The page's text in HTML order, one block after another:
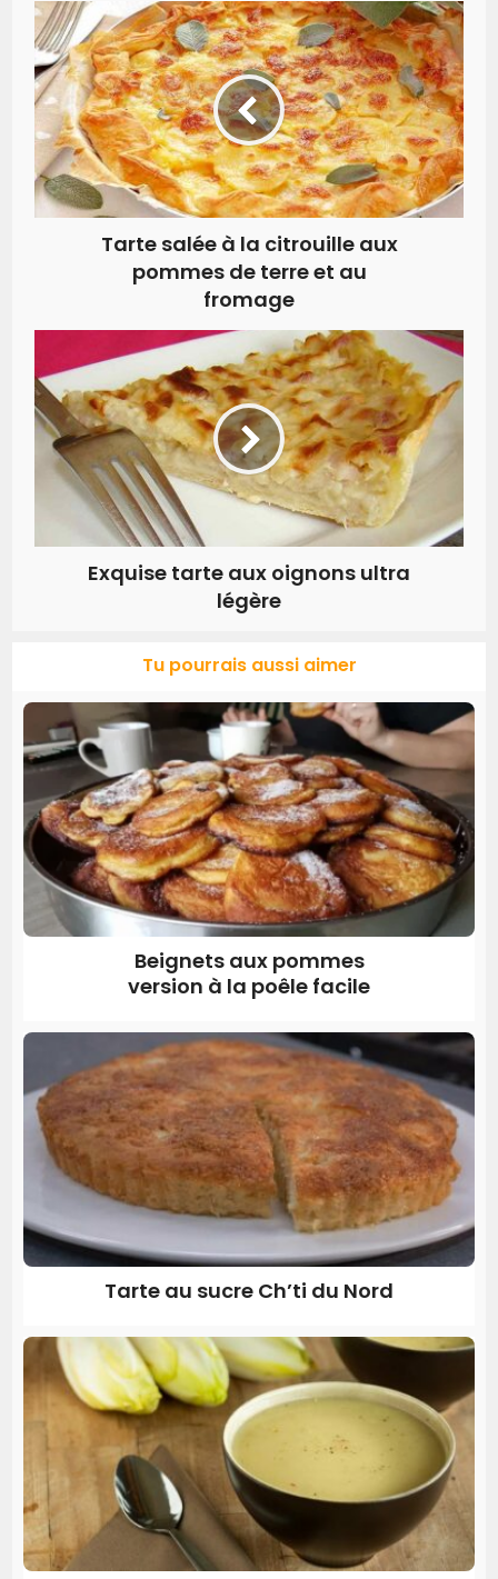
Tarte salée à la citrouille aux
pommes de terre et au
fromage
Exquise tarte aux oignons ultra
légère
Tu pourrais aussi aimer
Beignets aux pommes
version à la poêle facile
Tarte au sucre Ch’ti du Nord